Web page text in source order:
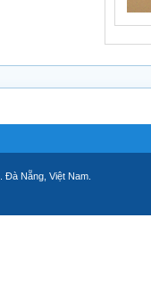
Đà Nẵng, Việt Nam.